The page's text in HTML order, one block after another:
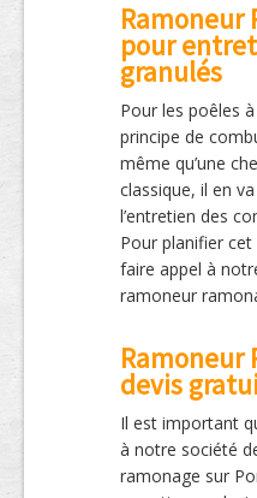
Ramoneur
pour
granulés
Pour les poêles
principe de
même qu’une
classique, il en
l’entretien des
Pour planifier
faire appel à
ramoneur
Ramoneur
devis
Il est important
à notre société
ramonage sur